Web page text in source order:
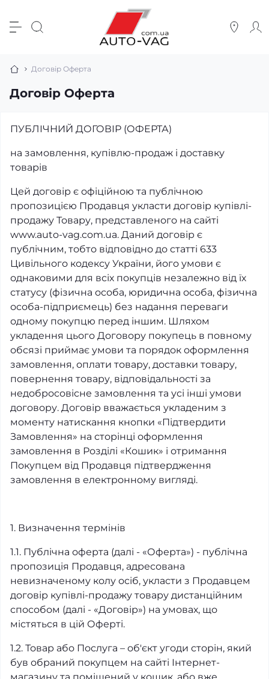
Договір Оферта
Договір Оферта
ПУБЛІЧНИЙ ДОГОВІР (ОФЕРТА)
на замовлення, купівлю-продаж і доставку
товарів
Цей договір є офіційною та публічною
пропозицією Продавця укласти договір купівлі-
продажу Товару, представленого на сайті
www.auto-vag.com.ua. Даний договір є
публічним, тобто відповідно до статті 633
Цивільного кодексу України, його умови є
однаковими для всіх покупців незалежно від їх
статусу (фізична особа, юридична особа, фізична
особа-підприємець) без надання переваги
одному покупцю перед іншим. Шляхом
укладення цього Договору покупець в повному
обсязі приймає умови та порядок оформлення
замовлення, оплати товару, доставки товару,
повернення товару, відповідальності за
недобросовісне замовлення та усі інші умови
договору. Договір вважається укладеним з
моменту натискання кнопки «Підтвердити
Замовлення» на сторінці оформлення
замовлення в Розділі «Кошик» і отримання
Покупцем від Продавця підтвердження
замовлення в електронному вигляді.
1. Визначення термінів
1.1. Публічна оферта (далі - «Оферта») - публічна
пропозиція Продавця, адресована
невизначеному колу осіб, укласти з Продавцем
договір купівлі-продажу товару дистанційним
способом (далі - «Договір») на умовах, що
містяться в цій Оферті.
1.2. Товар або Послуга – об'єкт угоди сторін, який
був обраний покупцем на сайті Інтернет-